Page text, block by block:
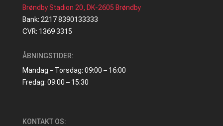
Brøndby Stadion 20, DK-2605 Brøndby
Bank: 2217 8390133333
CVR: 1369 3315
ÅBNINGSTIDER:
Mandag – Torsdag: 09:00 – 16:00
Fredag: 09:00 – 15:30
KONTAKT OS: